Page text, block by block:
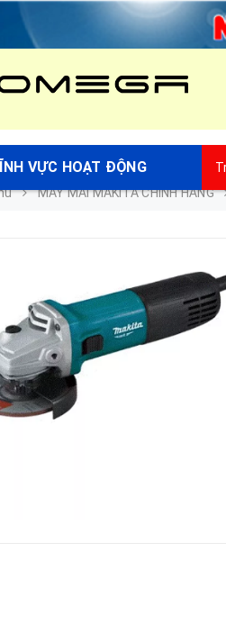
VỰC HOẠT ĐỘNG
MÁY MÀI MAKITA CHÍNH HÃNG